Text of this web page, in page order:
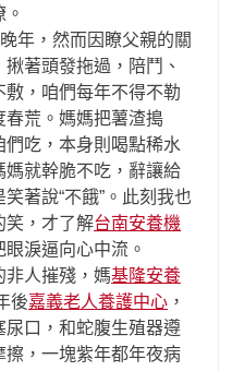
年，然而因瞭父親的關
著頭發拖過，陪鬥、
，咱們每年不得不勒
春荒。媽媽把薯渣搗
吃，本身則喝點稀水
就幹脆不吃，辭讓給
著說“不餓”。此刻我也
笑，才了解台南安養機
淚逼向心中流。
人摧殘，媽基隆安養
後嘉義老人養護中心 ，
口，和蛇腹生殖器遵
，一塊紫年都年夜病